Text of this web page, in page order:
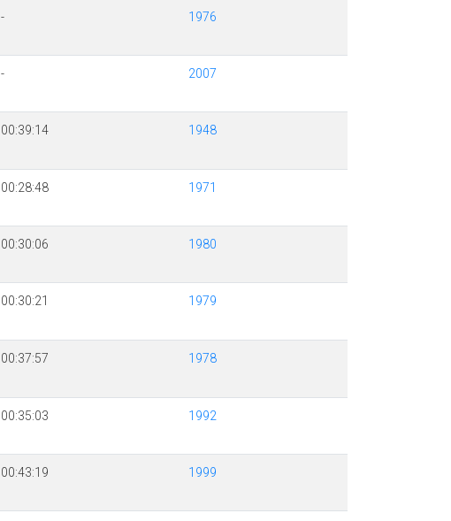
- 1976
- 2007
00:39:14 1948
00:28:48 1971
00:30:06 1980
00:30:21 1979
00:37:57 1978
00:35:03 1992
00:43:19 1999